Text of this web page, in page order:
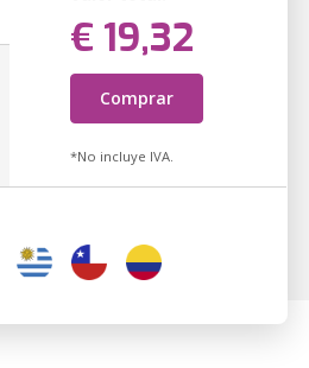
€ 19,32
Comprar
*No incluye IVA.